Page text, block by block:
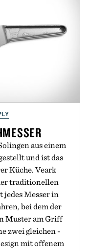
aus einem
und ist das
Küche. Veark
traditionellen
Messer in
bei dem der
Muster am Griff
zwei gleichen -
mit offenem